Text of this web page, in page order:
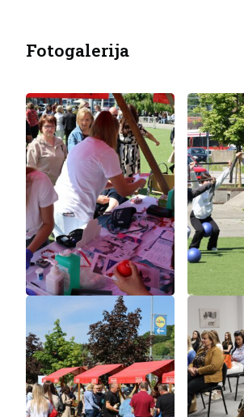
Fotogalerija